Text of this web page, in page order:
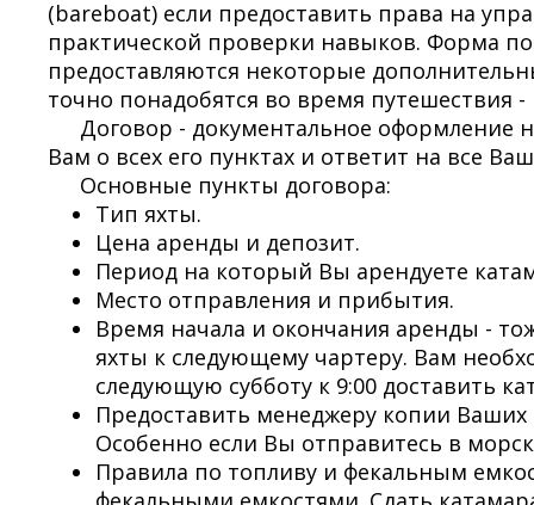
(bareboat) если предоставить права на
практической проверки навыков. Форма
предоставляются некоторые
точно понадобятся во время путешествия -
Договор - документальное оформление
Вам о всех его пунктах и ответит на все
Основные пункты договора:
Тип яхты.
Цена аренды и депозит.
Период на который Вы арендуете
Место отправления и прибытия.
Время начала и окончания аренды -
яхты к следующему чартеру. Вам
следующую субботу к 9:00 доставить
Предоставить менеджеру копии Ваших
Особенно если Вы отправитесь в
Правила по топливу и фекальным